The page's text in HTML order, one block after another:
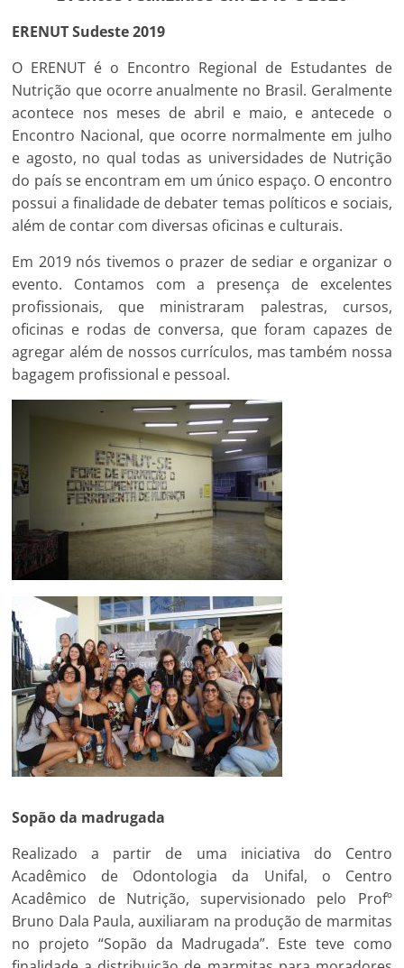
ERENUT Sudeste 2019
O ERENUT é o Encontro Regional de Estudantes de
Nutrição que ocorre anualmente no Brasil. Geralmente
acontece nos meses de abril e maio, e antecede o
Encontro Nacional, que ocorre normalmente em julho
e agosto, no qual todas as universidades de Nutrição
do país se encontram em um único espaço. O encontro
possui a finalidade de debater temas políticos e sociais,
além de contar com diversas oficinas e culturais.
Em 2019 nós tivemos o prazer de sediar e organizar o
evento. Contamos com a presença de excelentes
profissionais, que ministraram palestras, cursos,
oficinas e rodas de conversa, que foram capazes de
agregar além de nossos currículos, mas também nossa
bagagem profissional e pessoal.
Sopão da madrugada
Realizado a partir de uma iniciativa do Centro
Acadêmico de Odontologia da Unifal, o Centro
Acadêmico de Nutrição, supervisionado pelo Profº
Bruno Dala Paula, auxiliaram na produção de marmitas
no projeto “Sopão da Madrugada”. Este teve como